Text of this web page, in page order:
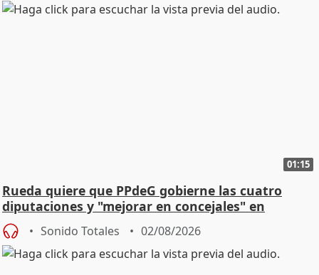
01:15
Rueda quiere que PPdeG gobierne las cuatro
diputaciones y "mejorar en concejales" en
ciudades
Sonido Totales 02/08/2026